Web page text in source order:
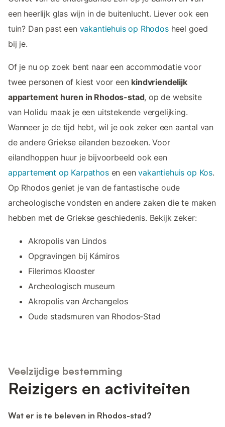
een heerlijk glas wijn in de buitenlucht. Liever ook een
tuin? Dan past een vakantiehuis op Rhodosheel goed
bij je.
Of je nu op zoek bent naar een accommodatie voor
twee personen of kiest voor een kindvriendelijk
appartement huren in Rhodos-stad, op de website
van Holidu maak je een uitstekende vergelijking.
Wanneer je de tijd hebt, wil je ook zeker een aantal van
de andere Griekse eilanden bezoeken. Voor
eilandhoppen huur je bijvoorbeeld ook een
appartement op Karpathosen eenvakantiehuis op Kos.
Op Rhodos geniet je van de fantastische oude
archeologische vondsten en andere zaken die te maken
hebben met de Griekse geschiedenis. Bekijk zeker:
Akropolis van Lindos
Opgravingen bij Kámiros
Filerimos Klooster
Archeologisch museum
Akropolis van Archangelos
Oude stadsmuren van Rhodos-Stad
Veelzijdige bestemming
Reizigers en activiteiten
Wat er is te beleven in Rhodos-stad?